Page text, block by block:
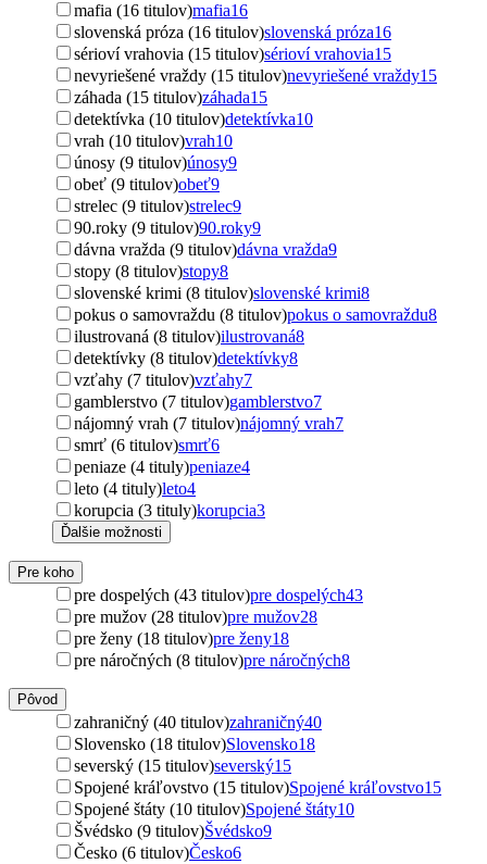
mafia (16 titulov)mafia16
slovenská próza (16 titulov)slovenská próza16
sérioví vrahovia (15 titulov)sérioví vrahovia15
nevyriešené vraždy (15 titulov)nevyriešené vraždy15
záhada (15 titulov)záhada15
detektívka (10 titulov)detektívka10
vrah (10 titulov)vrah10
únosy (9 titulov)únosy9
obeť (9 titulov)obeť9
strelec (9 titulov)strelec9
90.roky (9 titulov)90.roky9
dávna vražda (9 titulov)dávna vražda9
stopy (8 titulov)stopy8
slovenské krimi (8 titulov)slovenské krimi8
pokus o samovraždu (8 titulov)pokus o samovraždu8
ilustrovaná (8 titulov)ilustrovaná8
detektívky (8 titulov)detektívky8
vzťahy (7 titulov)vzťahy7
gamblerstvo (7 titulov)gamblerstvo7
nájomný vrah (7 titulov)nájomný vrah7
smrť (6 titulov)smrť6
peniaze (4 tituly)peniaze4
leto (4 tituly)leto4
korupcia (3 tituly)korupcia3
Ďalšie možnosti
Pre koho
pre dospelých (43 titulov)pre dospelých43
pre mužov (28 titulov)pre mužov28
pre ženy (18 titulov)pre ženy18
pre náročných (8 titulov)pre náročných8
Pôvod
zahraničný (40 titulov)zahraničný40
Slovensko (18 titulov)Slovensko18
severský (15 titulov)severský15
Spojené kráľovstvo (15 titulov)Spojené kráľovstvo15
Spojené štáty (10 titulov)Spojené štáty10
Švédsko (9 titulov)Švédsko9
Česko (6 titulov)Česko6